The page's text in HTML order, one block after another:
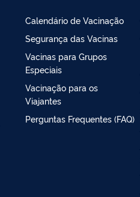
Calendário de Vacinação
Segurança das Vacinas
Vacinas para Grupos
Especiais
Vacinação para os
Viajantes
Perguntas Frequentes (FAQ)